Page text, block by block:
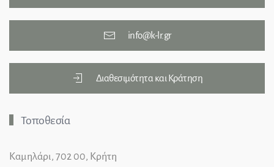
info@k-lr.gr
Διαθεσιμότητα και Κράτηση
Τοποθεσία
Καμηλάρι, 702 00, Κρήτη